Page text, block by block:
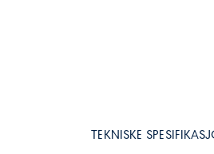
TEKNISKE